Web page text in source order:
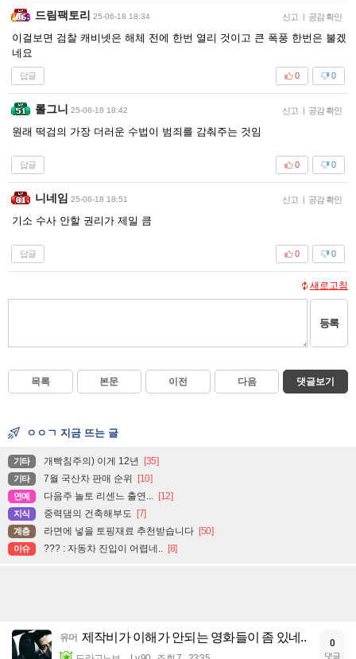
드림팩토리 25-06-18 18:34 신고 | 공감 확인
이걸보면 검찰 캐비넷은 해체 전에 한번 열리 것이고 큰 폭풍 한번은 불겠
네요
답글 0
0
롤그니 25-06-18 18:42 신고 | 공감 확인
원래 떡검의 가장 더러운 수법이 범죄를 감춰주는 것임
답글 0
0
니네임 25-06-18 18:51 신고 | 공감 확인
기소 수사 안할 권리가 제일 큼
답글 0
0
새로고침
등록
목록 본문 이전 다음 댓글보기
ㅇㅇㄱ 지금 뜨는 글
기타 개빡침주의) 이게 12년 [35]
기타 7월 국산차 판매 순위 [10]
연예 다음주 놀토 리센느 출연... [12]
지식 중력댐의 건축해부도 [7]
계층 라면에 넣을 토핑재료 추천받습니다 [50]
이슈 ??? : 자동차 진입이 어렵네.. [8]
유머 제작비가 이해가 안되는 영화들이 좀 있네.. 0
댓글